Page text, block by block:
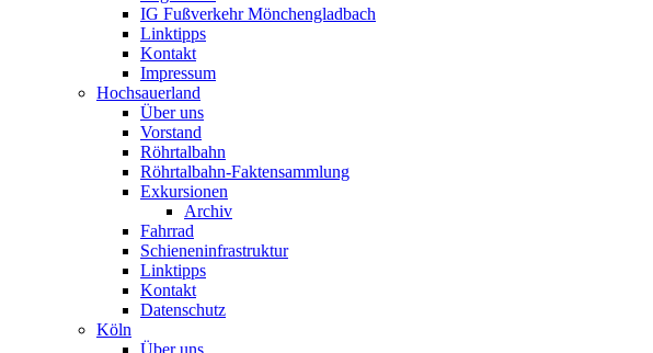
IG Fußverkehr Mönchengladbach
Linktipps
Kontakt
Impressum
Hochsauerland
Über uns
Vorstand
Röhrtalbahn
Röhrtalbahn-Faktensammlung
Exkursionen
Archiv
Fahrrad
Schieneninfrastruktur
Linktipps
Kontakt
Datenschutz
Köln
Über uns